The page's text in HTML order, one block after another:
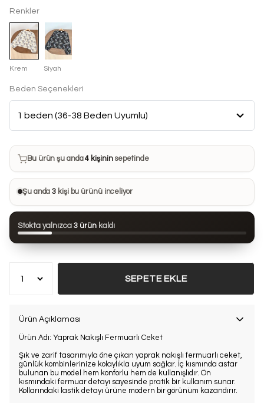
Renkler
Krem Siyah
Beden Seçenekleri
Bu ürün son 7 günde12 kezsatın alındı
Bu ürün şu anda4 kişininsepetinde
Bu ürünü 27 kişi favorilerine ekledi
Bu ürün son 24 saatte103 kezgörüntülendi
Şu anda3 kişi bu ürünü inceliyor
Stokta yalnızca 3 ürün kaldı
SEPETE EKLE
Ürün Açıklaması
Ürün Adı: Yaprak Nakışlı Fermuarlı Ceket
Şık ve zarif tasarımıyla öne çıkan yaprak nakışlı fermuarlı ceket,
günlük kombinlerinize kolaylıkla uyum sağlar. İç kısmında astar
bulunan bu model hem konforlu hem de kullanışlıdır. Ön
kısmındaki fermuar detayı sayesinde pratik bir kullanım sunar.
Kollarındaki lastik detayı ürüne modern bir görünüm kazandırır.